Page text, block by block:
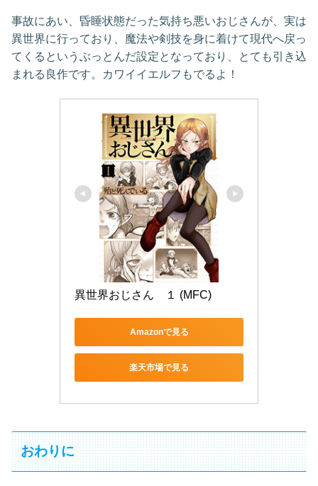
事故にあい、昏睡状態だった気持ち悪いおじさんが、実は
異世界に行っており、魔法や剣技を身に着けて現代へ戻っ
てくるというぶっとんだ設定となっており、とても引き込
まれる良作です。カワイイエルフもでるよ！
異世界おじさん　１ (MFC)
Amazonで見る
楽天市場で見る
おわりに